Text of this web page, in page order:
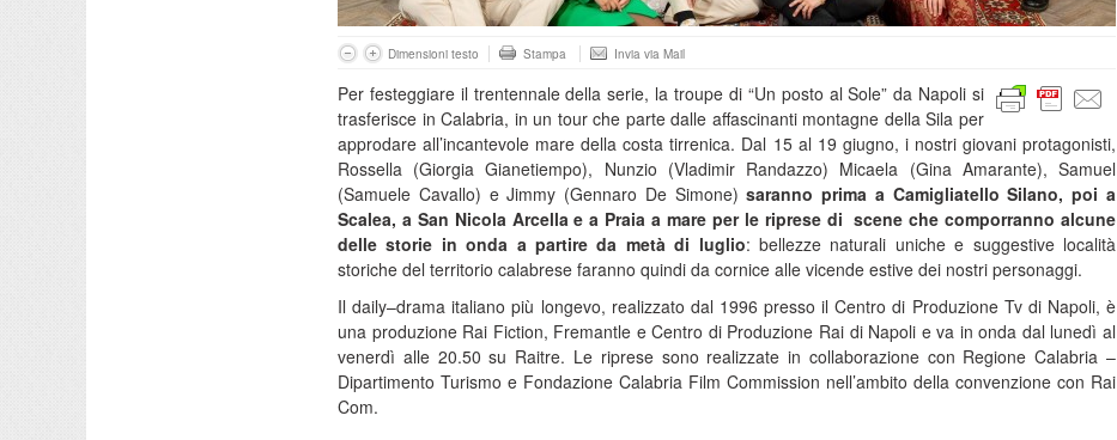
Dimensioni testo Stampa Invia via Mail
Per festeggiare il trentennale della serie, la troupe di “Un posto al Sole” da Napoli si
trasferisce in Calabria, in un tour che parte dalle affascinanti montagne della Sila per
approdare all’incantevole mare della costa tirrenica. Dal 15 al 19 giugno, i nostri giovani protagonisti,
Rossella (Giorgia Gianetiempo), Nunzio (Vladimir Randazzo) Micaela (Gina Amarante), Samuel
(Samuele Cavallo) e Jimmy (Gennaro De Simone)saranno prima a Camigliatello Silano, poi a
Scalea, a San Nicola Arcella e a Praia a mare per le riprese di scene che comporranno alcune
delle storie in onda a partire da metà di luglio: bellezze naturali uniche e suggestive località
storiche del territorio calabrese faranno quindi da cornice alle vicende estive dei nostri personaggi.
Il daily–drama italiano più longevo, realizzato dal 1996 presso il Centro di Produzione Tv di Napoli, è
una produzione Rai Fiction, Fremantle e Centro di Produzione Rai di Napoli e va in onda dal lunedì al
venerdì alle 20.50 su Raitre. Le riprese sono realizzate in collaborazione con Regione Calabria –
Dipartimento Turismo e Fondazione Calabria Film Commission nell’ambito della convenzione con Rai
Com.